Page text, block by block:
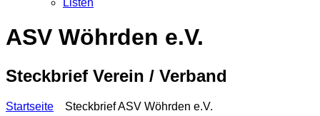
Listen
ASV Wöhrden e.V.
Steckbrief Verein / Verband
Startseite Steckbrief ASV Wöhrden e.V.